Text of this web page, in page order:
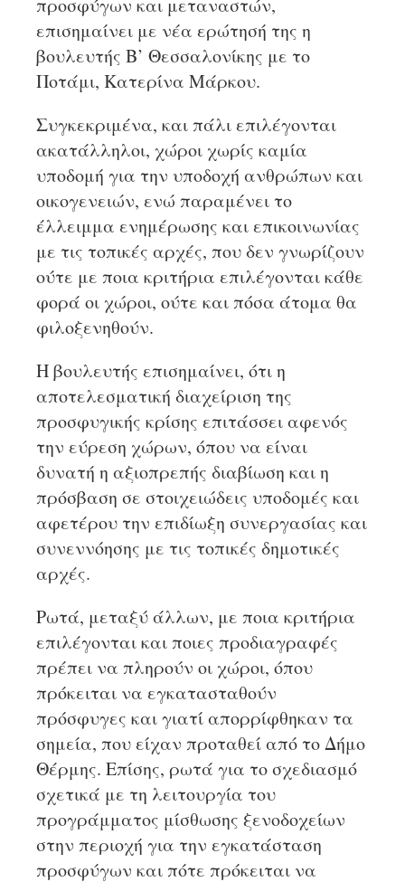
προσφύγων και μεταναστών,
επισημαίνει με νέα ερώτησή της η
βουλευτής Β’ Θεσσαλονίκης με το
Ποτάμι, Κατερίνα Μάρκου.
Συγκεκριμένα, και πάλι επιλέγονται
ακατάλληλοι, χώροι χωρίς καμία
υποδομή για την υποδοχή ανθρώπων και
οικογενειών, ενώ παραμένει το
έλλειμμα ενημέρωσης και επικοινωνίας
με τις τοπικές αρχές, που δεν γνωρίζουν
ούτε με ποια κριτήρια επιλέγονται κάθε
φορά οι χώροι, ούτε και πόσα άτομα θα
φιλοξενηθούν.
Η βουλευτής επισημαίνει, ότι η
αποτελεσματική διαχείριση της
προσφυγικής κρίσης επιτάσσει αφενός
την εύρεση χώρων, όπου να είναι
δυνατή η αξιοπρεπής διαβίωση και η
πρόσβαση σε στοιχειώδεις υποδομές και
αφετέρου την επιδίωξη συνεργασίας και
συνεννόησης με τις τοπικές δημοτικές
αρχές.
Ρωτά, μεταξύ άλλων, με ποια κριτήρια
επιλέγονται και ποιες προδιαγραφές
πρέπει να πληρούν οι χώροι, όπου
πρόκειται να εγκατασταθούν
πρόσφυγες και γιατί απορρίφθηκαν τα
σημεία, που είχαν προταθεί από το Δήμο
Θέρμης. Επίσης, ρωτά για το σχεδιασμό
σχετικά με τη λειτουργία του
προγράμματος μίσθωσης ξενοδοχείων
στην περιοχή για την εγκατάσταση
προσφύγων και πότε πρόκειται να